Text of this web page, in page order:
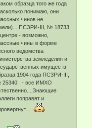
образца того же года
понимаю, они
чинов не
III, № 18733
- возможно,
чины в форме
ведомства
земледелия и
имуществ
1904 года ПСЗРИ-III,
25340 - все ИМХО
поправят и